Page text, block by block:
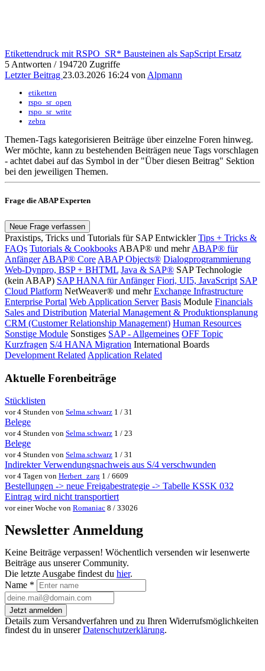
Etikettendruck mit RSPO_SR* Bausteinen als SapScript Ersatz
5 Antworten / 194720 Zugriffe
Letzter Beitrag 23.03.2026 16:24 von Alpmann
etiketten
rspo_sr_open
rspo_sr_write
zebra
Themen-Tags kategorisieren Beiträge über einzelne Foren hinweg.
Wer möchte, kann zu bestehenden Beiträgen neue Tags vorschlagen
- achtet dabei auf das Symbol in der "Über diesen Beitrag" Sektion
bei den jeweiligen Themen.
Frage die ABAP Experten
Neue Frage verfassen
Praxistips, Tricks und Tutorials für SAP Entwickler Tips + Tricks &
FAQs Tutorials & Cookbooks ABAP® und mehr ABAP® für
Anfänger ABAP® Core ABAP Objects® Dialogprogrammierung
Web-Dynpro, BSP + BHTML Java & SAP® SAP Technologie
(kein ABAP) SAP HANA für Anfänger Fiori, UI5, JavaScript SAP
Cloud Platform NetWeaver® und mehr Exchange Infrastructure
Enterprise Portal Web Application Server Basis Module Financials
Sales and Distribution Material Management & Produktionsplanung
CRM (Customer Relationship Management) Human Resources
Sonstige Module Sonstiges SAP - Allgemeines OFF Topic
Kurzfragen S/4 HANA Migration International Boards
Development Related Application Related
Aktuelle Forenbeiträge
Stücklisten
vor 4 Stunden von Selma.schwarz 1 / 31
Belege
vor 4 Stunden von Selma.schwarz 1 / 23
Belege
vor 4 Stunden von Selma.schwarz 1 / 31
Indirekter Verwendungsnachweis aus S/4 verschwunden
vor 4 Tagen von Herbert_zarg 1 / 6609
Bestellungen -> neue Freigabestrategie -> Tabelle KSSK 032
Eintrag wird nicht transportiert
vor einer Woche von Romaniac 8 / 33026
Newsletter Anmeldung
Keine Beiträge verpassen! Wöchentlich versenden wir lesenwerte
Beiträge aus unserer Community.
Die letzte Ausgabe findest du hier.
Name *
Jetzt anmelden
Details zum Versandverfahren und zu Ihren Widerrufsmöglichkeiten
findest du in unsererDatenschutzerklärung.